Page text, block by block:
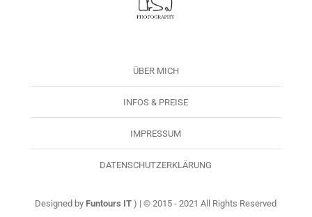
ÜBER MICH
INFOS & PREISE
IMPRESSUM
DATENSCHUTZERKLÄRUNG
Designed byFuntours IT ) | © 2015 - 2021 All Rights Reserved